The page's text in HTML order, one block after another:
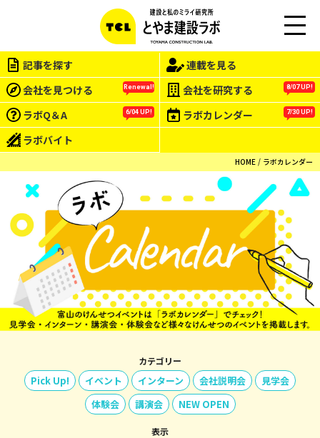
EN
記事を探す
連載を見る
会社を見つける
Renewal! 会社を研究する 8/07 UP!
ラボQ＆A 6/04 UP! ラボカレンダー 7/30 UP!
ラボバイト
HOME ラボカレンダー
カテゴリー
Pick Up! イベント インターン 会社説明会
見学会
体験会
講演会 NEW OPEN
表示